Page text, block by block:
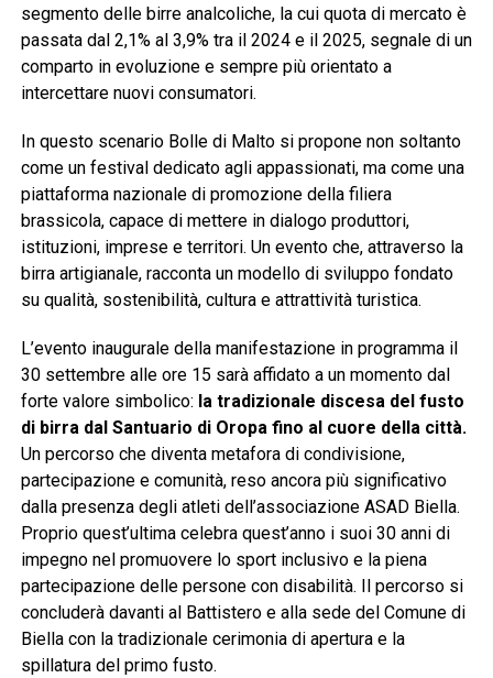
segmento delle birre analcoliche, la cui quota di mercato è
passata dal 2,1% al 3,9% tra il 2024 e il 2025, segnale di un
comparto in evoluzione e sempre più orientato a
intercettare nuovi consumatori.
In questo scenario Bolle di Malto si propone non soltanto
come un festival dedicato agli appassionati, ma come una
piattaforma nazionale di promozione della filiera
brassicola, capace di mettere in dialogo produttori,
istituzioni, imprese e territori. Un evento che, attraverso la
birra artigianale, racconta un modello di sviluppo fondato
su qualità, sostenibilità, cultura e attrattività turistica.
L’evento inaugurale della manifestazione in programma il
30 settembre alle ore 15 sarà affidato a un momento dal
forte valore simbolico: la tradizionale discesa del fusto
di birra dal Santuario di Oropa fino al cuore della città.
Un percorso che diventa metafora di condivisione,
partecipazione e comunità, reso ancora più significativo
dalla presenza degli atleti dell’associazione ASAD Biella.
Proprio quest’ultima celebra quest’anno i suoi 30 anni di
impegno nel promuovere lo sport inclusivo e la piena
partecipazione delle persone con disabilità. Il percorso si
concluderà davanti al Battistero e alla sede del Comune di
Biella con la tradizionale cerimonia di apertura e la
spillatura del primo fusto.